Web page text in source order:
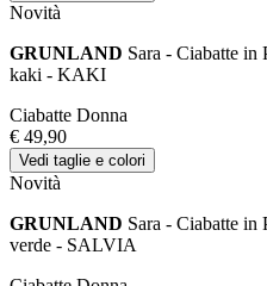
Novità
GRUNLAND Sara - Ciabatte in
kaki - KAKI
Ciabatte Donna
€ 49,90
Vedi taglie e colori
Novità
GRUNLAND Sara - Ciabatte in
verde - SALVIA